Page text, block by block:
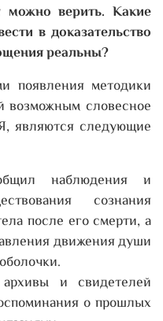
верить. Какие
в доказательство
реальны?
появления методики
возможным словесное
являются следующие
наблюдения и
сознания
после его смерти, а
движения души
и свидетелей
о прошлых